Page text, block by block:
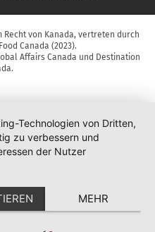
von Kanada, vertreten durch
Canada (2023).
Affairs Canada und Destination
Technologien von Dritten,
zu verbessern und
der Nutzer
MEHR